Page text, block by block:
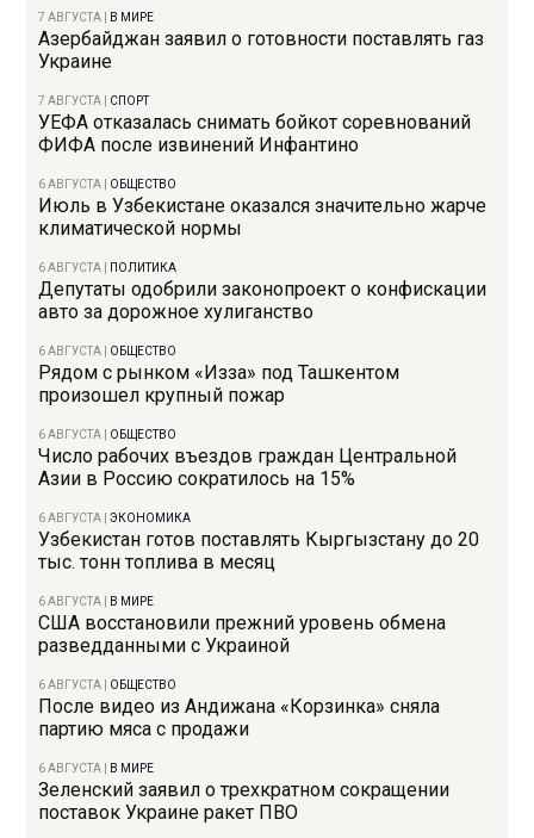
7 АВГУСТА В МИРЕ
Азербайджан заявил о готовности поставлять газ
Украине
7 АВГУСТА СПОРТ
УЕФА отказалась снимать бойкот соревнований
ФИФА после извинений Инфантино
6 АВГУСТА ОБЩЕСТВО
Июль в Узбекистане оказался значительно жарче
климатической нормы
6 АВГУСТА ПОЛИТИКА
Депутаты одобрили законопроект о конфискации
авто за дорожное хулиганство
6 АВГУСТА ОБЩЕСТВО
Рядом с рынком «Изза» под Ташкентом
произошел крупный пожар
6 АВГУСТА ОБЩЕСТВО
Число рабочих въездов граждан Центральной
Азии в Россию сократилось на 15%
6 АВГУСТА |ЭКОНОМИКА
Узбекистан готов поставлять Кыргызстану до 20
тыс. тонн топлива в месяц
6 АВГУСТА В МИРЕ
США восстановили прежний уровень обмена
разведданными с Украиной
6 АВГУСТА ОБЩЕСТВО
После видео из Андижана «Корзинка» сняла
партию мяса с продажи
6 АВГУСТА В МИРЕ
Зеленский заявил о трехкратном сокращении
поставок Украине ракет ПВО